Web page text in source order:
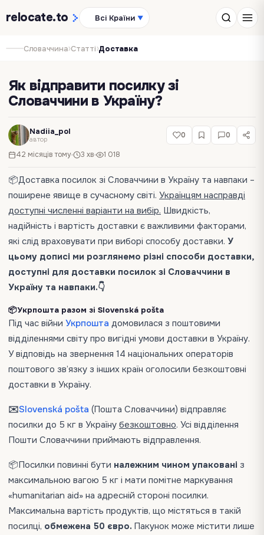
relocate.to Всі Країни ▼
Словаччина›Статті›Доставка
Як відправити посилку зі
Словаччини в Україну?
Nadiia_pol
автор
42 місяців тому 3 хв 1 018
0 0
📦Доставка посилок зі Словаччини в Україну та навпаки –
поширене явище в сучасному світі. Українцям насправді
доступні численні варіанти на вибір. Швидкість,
надійність і вартість доставки є важливими факторами,
які слід враховувати при виборі способу доставки. У
цьому дописі ми розглянемо різні способи доставки,
доступні для доставки посилок зі Словаччини в
Україну та навпаки.👇
📦Укрпошта разом зі Slovenská pošta
Під час війни Укрпошта домовилася з поштовими
відділеннями світу про вигідні умови доставки в Україну.
У відповідь на звернення 14 національних операторів
поштового зв’язку з інших країн оголосили безкоштовні
доставки в Україну.
✉️Slovenská pošta (Пошта Словаччини) відправляє
посилки до 5 кг в Україну безкоштовно. Усі відділення
Пошти Словаччини приймають відправлення.
📦Посилки повинні бути належним чином упаковані з
максимальною вагою 5 кг і мати помітне маркування
«humanitarian aid» на адресній стороні посилки.
Максимальна вартість продуктів, що містяться в такій
посилці, обмежена 50 євро. Пакунок може містити лише